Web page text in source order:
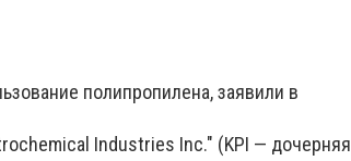
полипропилена, заявили в
Industries Inc." (KPI — дочерняя